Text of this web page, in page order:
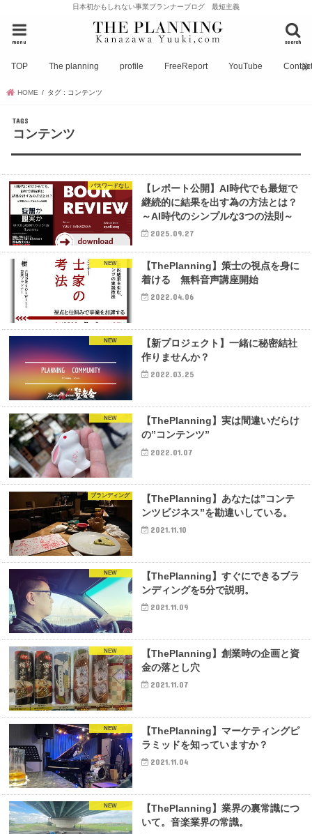
日本初かもしれない事業プランナーブログ 最短主義
search
menu
TOP The planning profile FreeReport YouTube
HOME タグ : コンテンツ
コンテンツ
パスワードなし
【レポート公開】AI時代でも最短で
継続的に結果を出す為の方法とは？
～AI時代のシンプルな3つの法則～
2025.09.27
NEW
【ThePlanning】策士の視点を身に
着ける 無料音声講座開始
2022.04.06
NEW
【新プロジェクト】一緒に秘密結社
作りませんか？
2022.03.25
NEW
【ThePlanning】実は間違いだらけ
の”コンテンツ”
2022.01.07
ブランディング
【ThePlanning】あなたは”コンテ
ンツビジネス”を勘違いしている。
2021.11.10
NEW
【ThePlanning】すぐにできるブラ
ンディングを5分で説明。
2021.11.09
NEW
【ThePlanning】創業時の企画と資
金の落とし穴
2021.11.07
NEW
【ThePlanning】マーケティングピ
ラミッドを知っていますか？
2021.11.04
NEW
【ThePlanning】業界の裏常識につ
いて。音楽業界の常識。